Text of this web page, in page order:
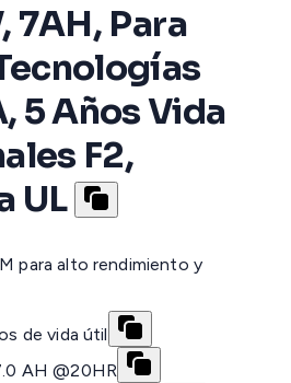
7AH, Para
5 Años Vida
F2,
UL
para alto rendimiento y
de vida útil
AH @20HR